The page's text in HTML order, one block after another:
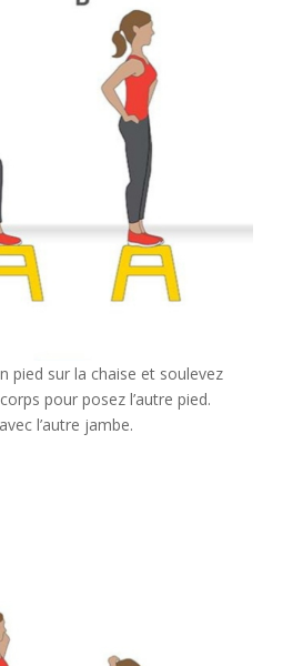
pied sur la chaise et soulevez
pour posez l’autre pied.
l’autre jambe.